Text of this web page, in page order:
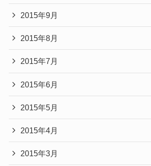
2015年9月
2015年8月
2015年7月
2015年6月
2015年5月
2015年4月
2015年3月